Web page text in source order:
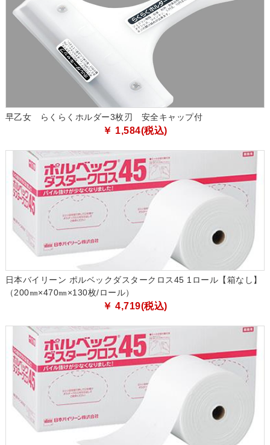
早乙女 らくらくホルダー3枚刃 安全キャップ付
￥ 1,584(税込)
日本バイリーン ポルベックダスタークロス45 1ロール【箱なし】
（200㎜×470㎜×130枚/ロール）
￥ 4,719(税込)